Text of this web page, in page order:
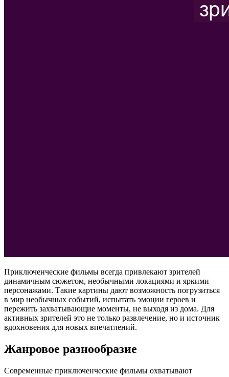
Приключенческие фильмы всегда привлекают зрителей
динамичным сюжетом, необычными локациями и яркими
персонажами. Такие картины дают возможность погрузиться
в мир необычных событий, испытать эмоции героев и
пережить захватывающие моменты, не выходя из дома. Для
активных зрителей это не только развлечение, но и источник
вдохновения для новых впечатлений.
Жанровое разнообразие
Современные приключенческие фильмы охватывают